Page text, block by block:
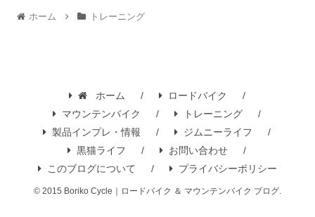
ホーム トレーニング
ホーム
ロードバイク
マウンテンバイク
トレーニング
製品インプレ・情報
ジムニーライフ
黒猫ライフ
お問い合わせ
このブログについて
プライバシーポリシー
© 2015 Boriko Cycle｜ロードバイク ＆ マウンテンバイク ブログ.